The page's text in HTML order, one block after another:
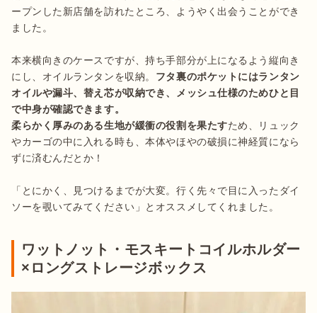
ープンした新店舗を訪れたところ、ようやく出会うことができ
ました。
本来横向きのケースですが、持ち手部分が上になるよう縦向き
にし、オイルランタンを収納。 フタ裏のポケットにはランタン
オイルや漏斗、替え芯が収納でき、メッシュ仕様のためひと目
で中身が確認できます。
柔らかく厚みのある生地が緩衝の役割を果たすため、リュック
やカーゴの中に入れる時も、本体やほやの破損に神経質になら
ずに済むんだとか！
「とにかく、見つけるまでが大変。行く先々で目に入ったダイ
ソーを覗いてみてください」とオススメしてくれました。
ワットノット・モスキートコイルホルダー
×ロングストレージボックス